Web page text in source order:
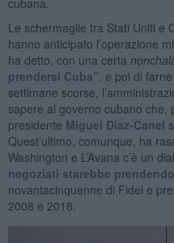
Le schermaglie tra Stati Uniti e
hanno anticipato l’operazione
ha detto, con una certa
prendersi Cuba” , e poi di
settimane scorse,
sapere al governo cubano che,
presidente Miguel Díaz-Canel
Quest’ultimo, comunque, ha
Washington e L’Avana c’è un
negoziati starebbe
novantacinquenne di Fidel e
2008 e 2018.